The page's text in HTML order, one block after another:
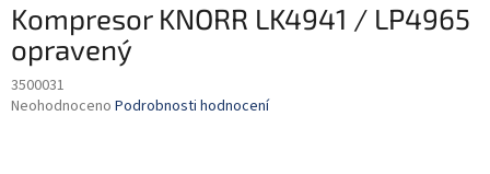
Kompresor KNORR LK4941 / LP4965
opravený
3500031
Průměrné
Neohodnoceno Podrobnosti hodnocení